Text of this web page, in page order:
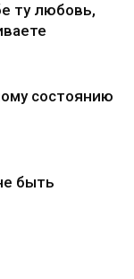
ту любовь,
состоянию
быть